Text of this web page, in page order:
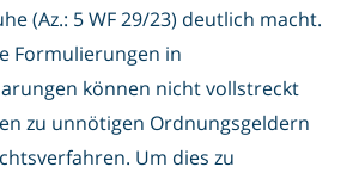
(Az.: 5 WF 29/23) deutlich macht.
Formulierungen in
können nicht vollstreckt
zu unnötigen Ordnungsgeldern
Um dies zu